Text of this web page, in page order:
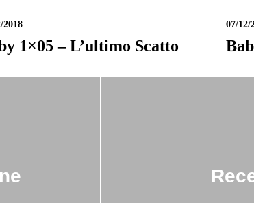
2018
1×05 – L’ultimo Scatto
07/12/